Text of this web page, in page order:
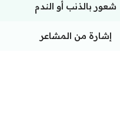
شعور بالذنب أو الندم
إشارة من المشاعر